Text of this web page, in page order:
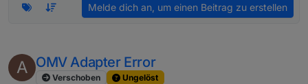
Melde dich an, um einen Beitrag zu erstellen
A OMV Adapter Error
Verschoben
Ungelöst